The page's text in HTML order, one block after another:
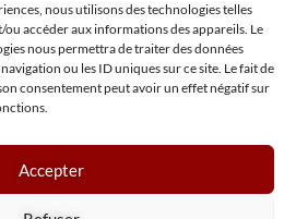
nous utilisons des technologies telles
accéder aux informations des appareils. Le
nous permettra de traiter des données
ou les ID uniques sur ce site. Le fait de
consentement peut avoir un effet négatif sur
Accepter